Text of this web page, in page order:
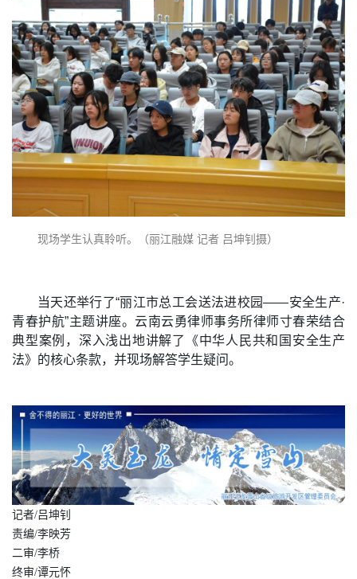
现场学生认真聆听。（丽江融媒 记者 吕坤钊摄）
当天还举行了“丽江市总工会送法进校园——安全生产·
青春护航”主题讲座。云南云勇律师事务所律师寸春荣结合
典型案例，深入浅出地讲解了《中华人民共和国安全生产
法》的核心条款，并现场解答学生疑问。
记者/吕坤钊
责编/李映芳
二审/李桥
终审/谭元怀